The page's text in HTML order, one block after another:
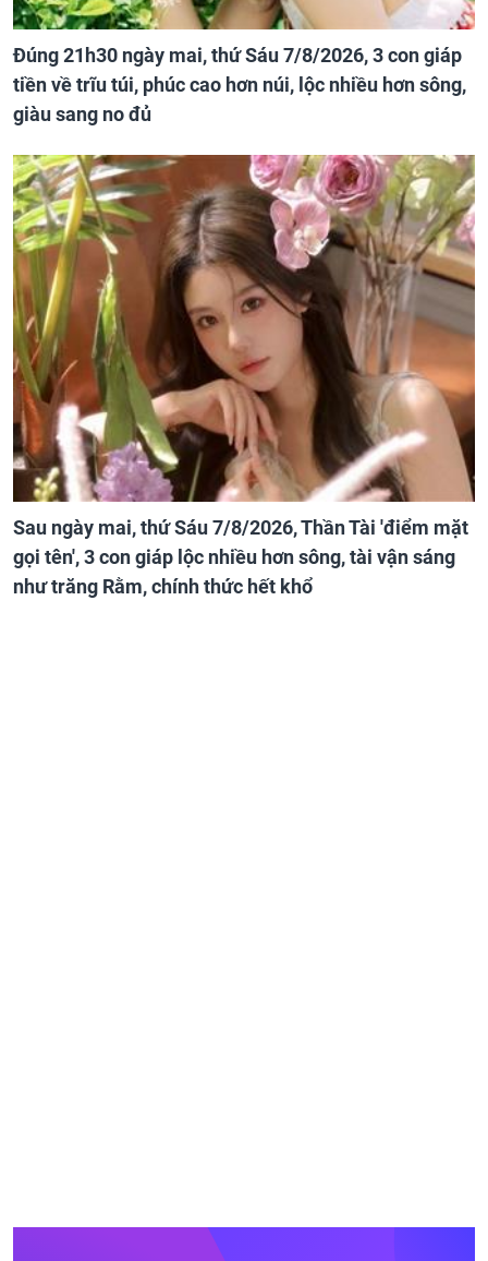
Đúng 21h30 ngày mai, thứ Sáu 7/8/2026, 3 con giáp
tiền về trĩu túi, phúc cao hơn núi, lộc nhiều hơn sông,
giàu sang no đủ
Sau ngày mai, thứ Sáu 7/8/2026, Thần Tài 'điểm mặt
gọi tên', 3 con giáp lộc nhiều hơn sông, tài vận sáng
như trăng Rằm, chính thức hết khổ